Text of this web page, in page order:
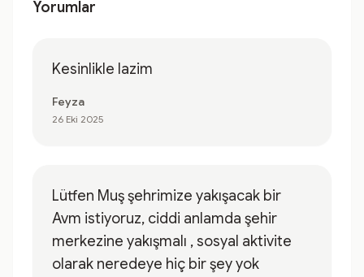
Yorumlar
Kesinlikle lazim
Feyza
26 Eki 2025
Lütfen Muş şehrimize yakışacak bir
Avm istiyoruz, ciddi anlamda şehir
merkezine yakışmalı , sosyal aktivite
olarak neredeye hiç bir şey yok